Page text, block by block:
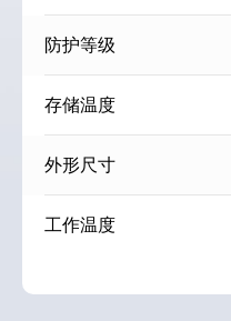
防护等级
存储温度
外形尺寸
工作温度